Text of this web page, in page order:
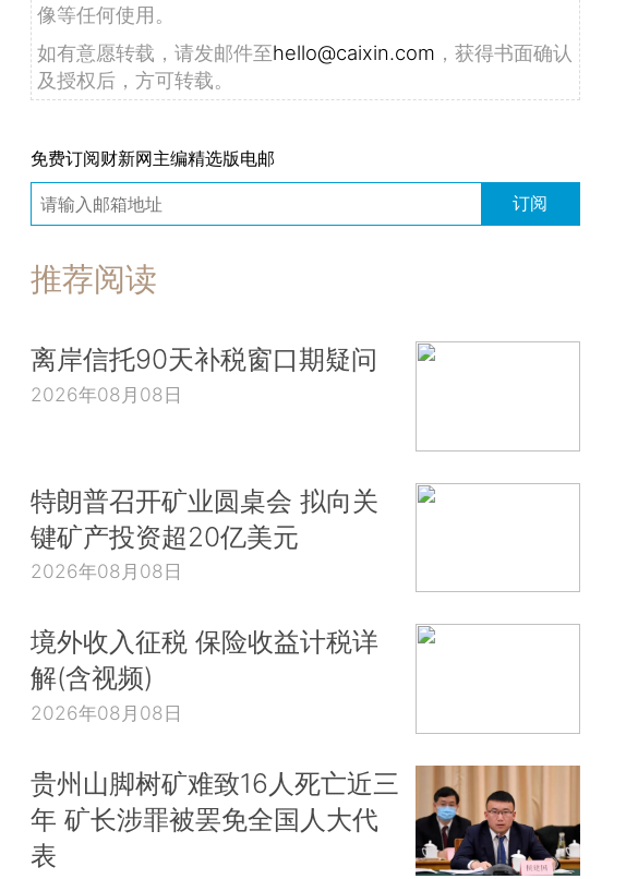
像等任何使用。
如有意愿转载，请发邮件至hello@caixin.com ，获得书面确认
及授权后，方可转载。
免费订阅财新网主编精选版电邮
订阅
推荐阅读
离岸信托90天补税窗口期疑问
2026年08月08日
特朗普召开矿业圆桌会 拟向关
键矿产投资超20亿美元
2026年08月08日
境外收入征税 保险收益计税详
解(含视频)
2026年08月08日
贵州山脚树矿难致16人死亡近三
年 矿长涉罪被罢免全国人大代
表